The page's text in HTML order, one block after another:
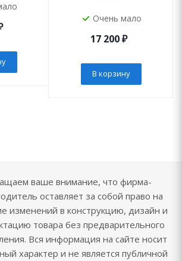
Очень мало
17 200₽
В корзину
ваше внимание, что фирма-
оставляет за собой право на
изменений в конструкцию, дизайн и
товара без предварительного
Вся информация на сайте носит
характер и не является публичной